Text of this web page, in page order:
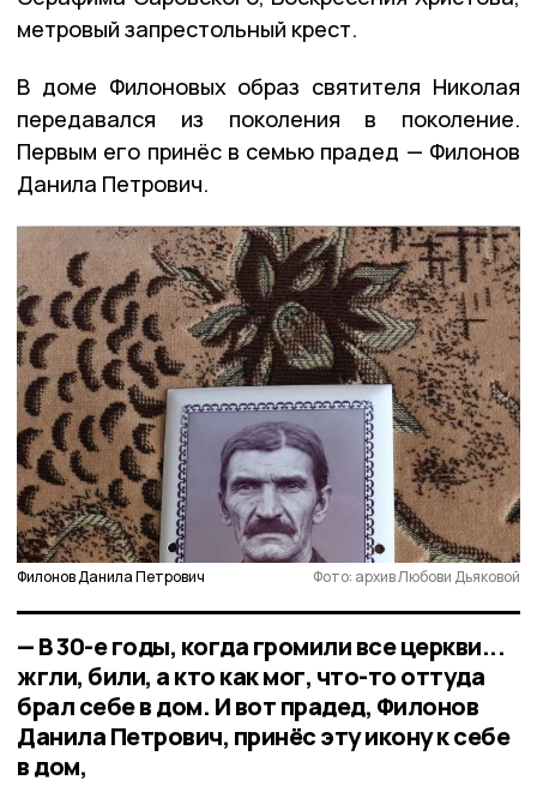
метровый запрестольный крест.
В доме Филоновых образ святителя Николая
передавался из поколения в поколение.
Первым его принёс в семью прадед — Филонов
Данила Петрович.
Филонов Данила Петрович Фото: архив Любови Дьяковой
— В 30-е годы, когда громили все церкви...
жгли, били, а кто как мог, что-то оттуда
брал себе в дом. И вот прадед, Филонов
Данила Петрович, принёс эту икону к себе
в дом,